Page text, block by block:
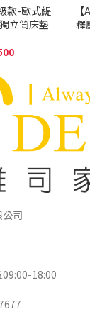
款-歐式緹
立筒床墊
釋
司
18:00